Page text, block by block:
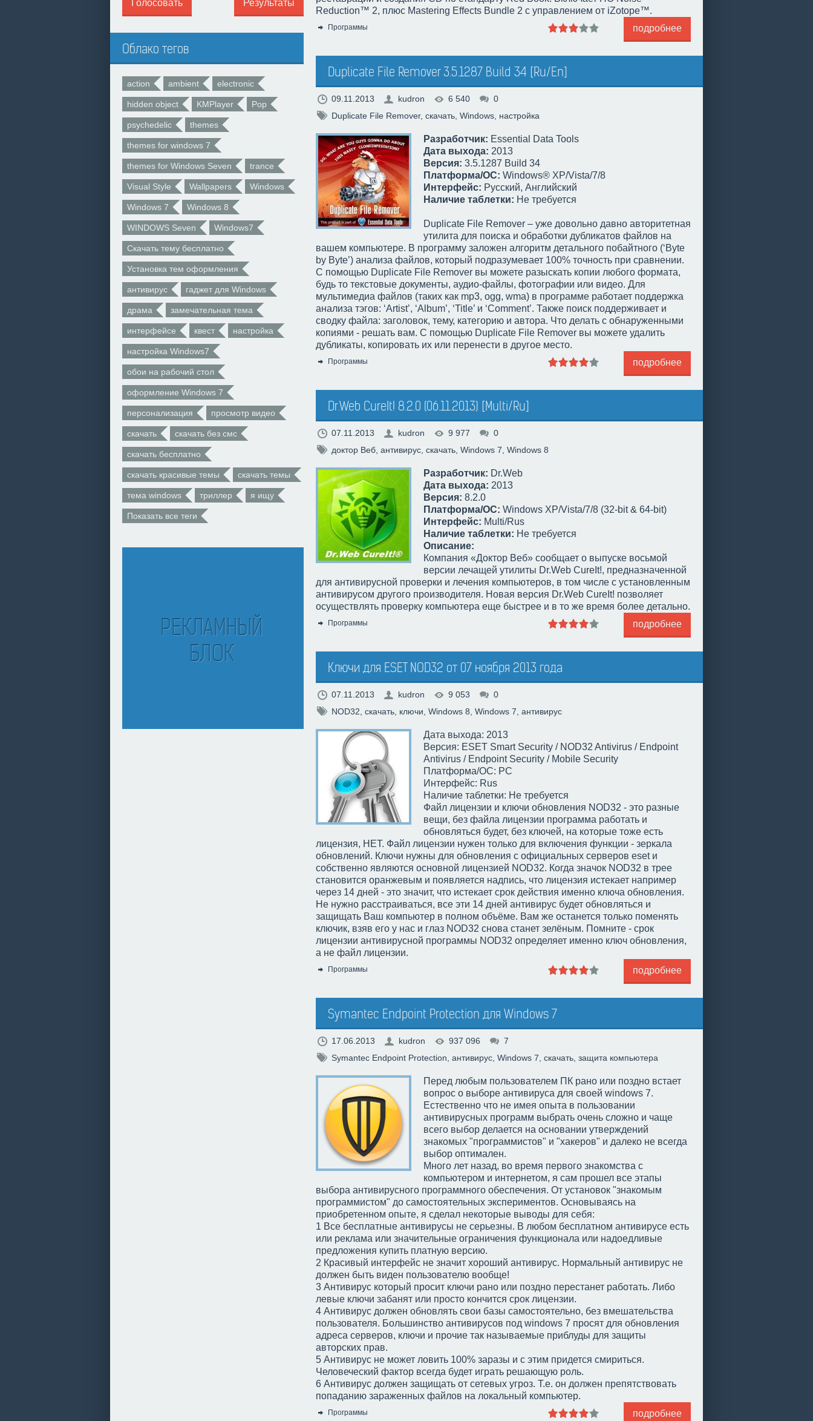
Голосовать Результаты
Облако тегов
action ambient electronic
hidden object KMPlayer Pop
psychedelic themes
themes for windows 7
themes for Windows Seven trance
Visual Style Wallpapers Windows
Windows 7 Windows 8
WINDOWS Seven Windows7
Скачать тему бесплатно
Установка тем оформления
антивирус гаджет для Windows
драма замечательная тема
интерфейсе квест настройка
настройка Windows7
обои на рабочий стол
оформление Windows 7
персонализация просмотр видео
скачать скачать без смс
скачать бесплатно
скачать красивые темы скачать темы
тема windows триллер я ищу
Показать все теги
Reduction™ 2, плюс Mastering Effects Bundle 2 с управлением от iZotope™.
Программы подробнее
Duplicate File Remover 3.5.1287 Build 34 [Ru/En]
09.11.2013 kudron 6 540
0
Duplicate File Remover, скачать Windows настройка
Разработчик: Essential Data Tools
Дата выхода: 2013
Версия: 3.5.1287 Build 34
Платформа/ОС: Windows® XP/Vista/7/8
Интерфейс: Русский, Английский
Наличие таблетки: Не требуется
Duplicate File Remover – уже довольно давно авторитетная
утилита для поиска и обработки дубликатов файлов на
вашем компьютере. В программу заложен алгоритм детального побайтного (‘Byte
by Byte’) анализа файлов, который подразумевает 100% точность при сравнении.
С помощью Duplicate File Remover вы можете разыскать копии любого формата,
будь то текстовые документы, аудио-файлы, фотографии или видео. Для
мультимедиа файлов (таких как mp3, ogg, wma) в программе работает поддержка
анализа тэгов: ‘Artist’, ‘Album’, ‘Title’ и ‘Comment’. Также поиск поддерживает и
сводку файла: заголовок, тему, категорию и автора. Что делать с обнаруженными
копиями - решать вам. С помощью Duplicate File Remover вы можете удалить
дубликаты, копировать их или перенести в другое место.
Программы подробнее
Dr.Web CureIt! 8.2.0 (06.11.2013) [Multi/Ru]
07.11.2013 kudron 9 977
0
доктор Веб антивирус скачать Windows 7 Windows 8
Разработчик: Dr.Web
Дата выхода: 2013
Версия: 8.2.0
Платформа/ОС: Windows XP/Vista/7/8 (32-bit & 64-bit)
Интерфейс: Multi/Rus
Наличие таблетки: Не требуется
Описание:
Компания «Доктор Веб» сообщает о выпуске восьмой
версии лечащей утилиты Dr.Web CureIt!, предназначенной
для антивирусной проверки и лечения компьютеров, в том числе с установленным
антивирусом другого производителя. Новая версия Dr.Web CureIt! позволяет
осуществлять проверку компьютера еще быстрее и в то же время более детально.
Программы подробнее
Ключи для ESET NOD32 от 07 ноября 2013 года
07.11.2013 kudron 9 053
0
NOD32 скачать ключи Windows 8 Windows 7 антивирус
Дата выхода: 2013
Версия: ESET Smart Security / NOD32 Antivirus / Endpoint
Antivirus / Endpoint Security / Mobile Security
Платформа/ОС: РС
Интерфейс: Rus
Наличие таблетки: Не требуется
Файл лицензии и ключи обновления NOD32 - это разные
вещи, без файла лицензии программа работать и
обновляться будет, без ключей, на которые тоже есть
лицензия, НЕТ. Файл лицензии нужен только для включения функции - зеркала
обновлений. Ключи нужны для обновления с официальных серверов eset и
собственно являются основной лицензией NOD32. Когда значок NOD32 в трее
становится оранжевым и появляется надпись, что лицензия истекает например
через 14 дней - это значит, что истекает срок действия именно ключа обновления.
Не нужно расстраиваться, все эти 14 дней антивирус будет обновляться и
защищать Ваш компьютер в полном объёме. Вам же останется только поменять
ключик, взяв его у нас и глаз NOD32 снова станет зелёным. Помните - срок
лицензии антивирусной программы NOD32 определяет именно ключ обновления,
а не файл лицензии.
Программы подробнее
Symantec Endpoint Protection для Windows 7
17.06.2013 kudron 937 096
7
Symantec Endpoint Protection антивирус Windows 7 скачать защита компьютера
Перед любым пользователем ПК рано или поздно встает
вопрос о выборе антивируса для своей windows 7.
Естественно что не имея опыта в пользовании
антивирусных программ выбрать очень сложно и чаще
всего выбор делается на основании утверждений
знакомых "программистов" и "хакеров" и далеко не всегда
выбор оптимален.
Много лет назад, во время первого знакомства с
компьютером и интернетом, я сам прошел все этапы
выбора антивирусного программного обеспечения. От установок "знакомым
программистом" до самостоятельных экспериментов. Основываясь на
приобретенном опыте, я сделал некоторые выводы для себя:
1 Все бесплатные антивирусы не серьезны. В любом бесплатном антивирусе есть
или реклама или значительные ограничения функционала или надоедливые
предложения купить платную версию.
2 Красивый интерфейс не значит хороший антивирус. Нормальный антивирус не
должен быть виден пользователю вообще!
3 Антивирус который просит ключи рано или поздно перестанет работать. Либо
левые ключи забанят или просто кончится срок лицензии.
4 Антивирус должен обновлять свои базы самостоятельно, без вмешательства
пользователя. Большинство антивирусов под windows 7 просят для обновления
адреса серверов, ключи и прочие так называемые приблуды для защиты
авторcких прав.
5 Антивирус не может ловить 100% заразы и с этим придется смириться.
Человеческий фактор всегда будет играть решающую роль.
6 Антивирус должен защищать от сетевых угроз. Т.е. он должен препятствовать
попаданию зараженных файлов на локальный компьютер.
Программы подробнее